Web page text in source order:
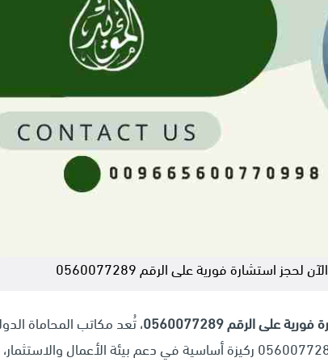
، تُعد مكاتب المحاماة
دليل شامل للمحامين 2026 اتصل الآن لحجز استشارة فورية على الرقم 0560077289 ركيزة أساسية في دعم بيئة الأعمال